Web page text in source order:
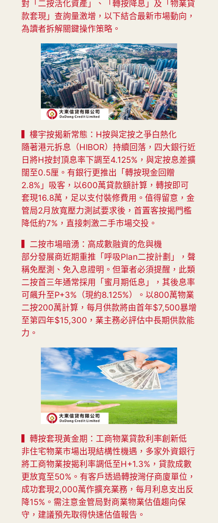
對「二按活化資產」、「轉按降息」及「物業貸
款套現」查詢量激增，以下結合最新市場動向，
為讀者拆解關鍵操作策略。
▍樓宇按揭新常態：H按與定按之爭白熱化
隨著港元拆息（HIBOR）持續回落，四大銀行近
日將H按封頂息率下調至4.125%，與定按息差擴
闊至0.5厘。有銀行更推出「轉按現金回贈
2.8%」吸客，以600萬貸款額計算，轉按即可
套現16.8萬，足以支付裝修費用。值得留意，金
管局2月放寬壓力測試要求後，首置客按揭門檻
降低約7%，直接刺激二手市場交投。
▍二按市場暗湧：高成數融資的危與機
部分發展商近期重推「呼吸Plan二按計劃」，聲
稱免壓測、免入息證明。但筆者必須提醒，此類
二按首三年通常採用「蜜月期低息」，其後息率
可飆升至P+3%（現約8.125%）。以800萬物業
二按200萬計算，每月供款將由首年$7,500暴增
至第四年$15,300，業主務必評估中長期供款能
力。
▍轉按套現黃金期：工商物業貸款利率創新低
非住宅物業市場出現結構性機遇，多家外資銀行
將工商物業按揭利率調低至H+1.3%，貸款成數
更放寬至50%。有客戶透過轉按灣仔商廈單位，
成功套現2,000萬作擴充業務，每月利息支出反
降15%。需注意金管局對商業物業估值趨向保
守，建議預先取得快速估值報告。